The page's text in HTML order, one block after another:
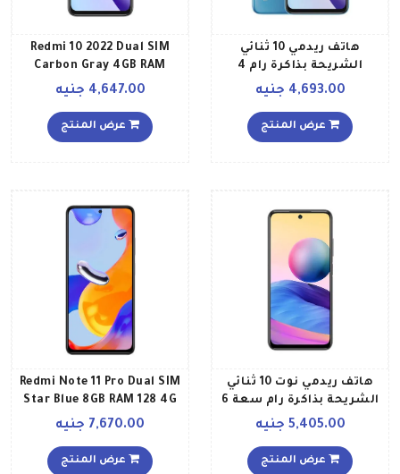
هاتف ريدمي 10 ثنائي
الشريحة بذاكرة رام 4
LTE بلون أزرق بحري إصدار
4,693.00 جنيه
عرض المنتج
Redmi 10 2022 Dual SIM
Carbon Gray 4GB RAM
128GB Global Version
4,647.00 جنيه
عرض المنتج
هاتف ريدمي نوت 10 ثنائي
الشريحة بذاكرة رام سعة 6
جيجابايت وذاكرة داخلية
تقنية 5G إصدار عالمي بلون
5,405.00 جنيه
عرض المنتج
Redmi Note 11 Pro Dual SIM
Star Blue 8GB RAM 128 4G
Global Version
7,670.00 جنيه
عرض المنتج